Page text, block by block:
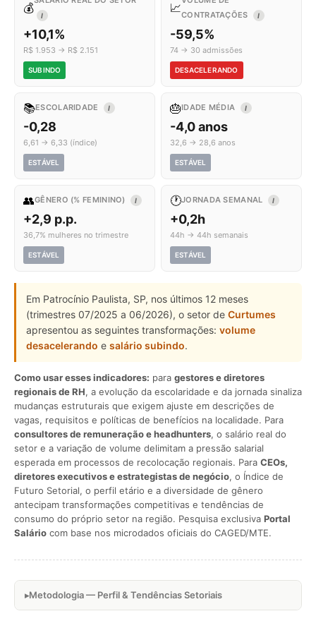
💰
I
+10,1%
R$ 1.953 → R$ 2.151
SUBINDO
📈CONTRATAÇÕES
I
-59,5%
74 → 30 admissões
DESACELERANDO
📚ESCOLARIDADE I
-0,28
6,61 → 6,33 (índice)
ESTÁVEL
🎂IDADE MÉDIA I
-4,0 anos
32,6 → 28,6 anos
ESTÁVEL
👥GÊNERO (% FEMININO) I
+2,9 p.p.
36,7% mulheres no trimestre
ESTÁVEL
🕐JORNADA SEMANAL I
+0,2h
44h → 44h semanais
ESTÁVEL
Em Patrocínio Paulista, SP, nos últimos 12 meses
(trimestres 07/2025 a 06/2026), o setor de Curtumes
apresentou as seguintes transformações: volume
desacelerando e salário subindo.
Como usar esses indicadores: para gestores e diretores
regionais de RH, a evolução da escolaridade e da jornada sinaliza
mudanças estruturais que exigem ajuste em descrições de
vagas, requisitos e políticas de benefícios na localidade. Para
consultores de remuneração e headhunters, o salário real do
setor e a variação de volume delimitam a pressão salarial
esperada em processos de recolocação regionais. Para CEOs,
diretores executivos e estrategistas de negócio, o Índice de
Futuro Setorial, o perfil etário e a diversidade de gênero
antecipam transformações competitivas e tendências de
consumo do próprio setor na região. Pesquisa exclusiva Portal
Salário com base nos microdados oficiais do CAGED/MTE.
Metodologia — Perfil & Tendências Setoriais